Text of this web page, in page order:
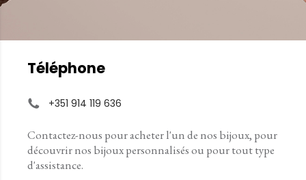
Téléphone
+351 914 119 636
Contactez-nous pour acheter l'un de nos bijoux, pour
découvrir nos bijoux personnalisés ou pour tout type
d'assistance.